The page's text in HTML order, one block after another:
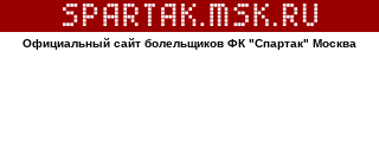
Официальный сайт болельщиков ФК "Спартак" Москва